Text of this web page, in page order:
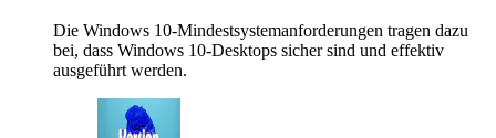
Die Windows 10-Mindestsystemanforderungen tragen dazu
bei, dass Windows 10-Desktops sicher sind und effektiv
ausgeführt werden.